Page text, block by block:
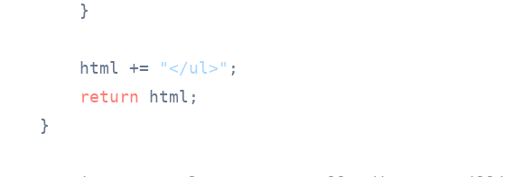
        }
        html +=
"</ul>" ;
return html;
    }